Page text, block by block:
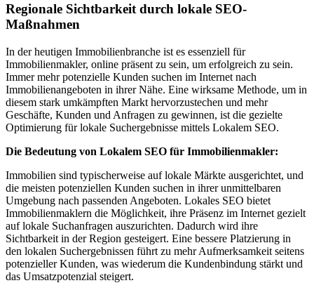
Regionale Sichtbarkeit durch lokale SEO-
Maßnahmen
In der heutigen Immobilienbranche ist es essenziell für
Immobilienmakler, online präsent zu sein, um erfolgreich zu sein.
Immer mehr potenzielle Kunden suchen im Internet nach
Immobilienangeboten in ihrer Nähe. Eine wirksame Methode, um in
diesem stark umkämpften Markt hervorzustechen und mehr
Geschäfte, Kunden und Anfragen zu gewinnen, ist die gezielte
Optimierung für lokale Suchergebnisse mittels Lokalem SEO.
Die Bedeutung von Lokalem SEO für Immobilienmakler:
Immobilien sind typischerweise auf lokale Märkte ausgerichtet, und
die meisten potenziellen Kunden suchen in ihrer unmittelbaren
Umgebung nach passenden Angeboten. Lokales SEO bietet
Immobilienmaklern die Möglichkeit, ihre Präsenz im Internet gezielt
auf lokale Suchanfragen auszurichten. Dadurch wird ihre
Sichtbarkeit in der Region gesteigert. Eine bessere Platzierung in
den lokalen Suchergebnissen führt zu mehr Aufmerksamkeit seitens
potenzieller Kunden, was wiederum die Kundenbindung stärkt und
das Umsatzpotenzial steigert.